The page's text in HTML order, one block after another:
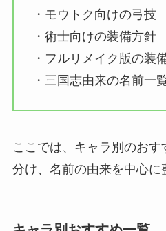
・モウトク向けの弓技
・術士向けの装備方針
・フルリメイク版の装
・三国志由来の名前一
ここでは、キャラ別のお
分け、名前の由来を中心に